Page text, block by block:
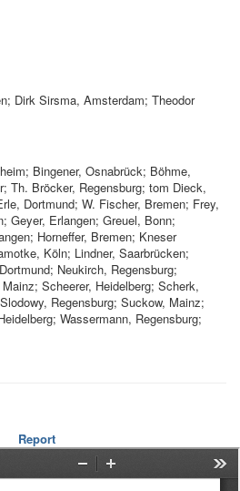
Dirk Sirsma, Amsterdam; Theodor
Bingener, Osnabrück; Böhme,
Th. Bröcker, Regensburg; tom Dieck,
Dortmund; W. Fischer, Bremen; Frey,
Geyer, Erlangen; Greuel, Bonn;
Horneffer, Bremen; Kneser
Köln; Lindner, Saarbrücken;
Neukirch, Regensburg;
Scheerer, Heidelberg; Scherk,
Regensburg; Suckow, Mainz;
Wassermann, Regensburg;
Report